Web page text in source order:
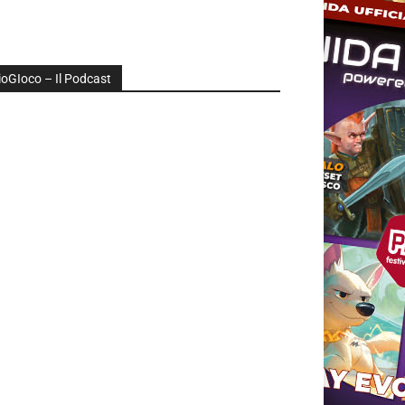
ioGIoco – Il Podcast